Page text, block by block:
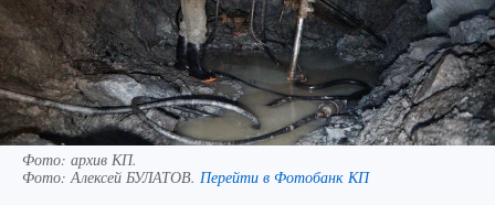
Фото: архив КП.
Фото:Алексей БУЛАТОВ. Перейти в Фотобанк КП